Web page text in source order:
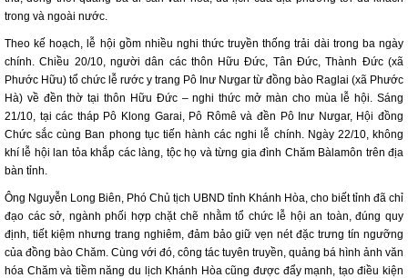
trong và ngoài nước.
Theo kế hoạch, lễ hội gồm nhiều nghi thức truyền thống trải dài trong ba ngày
chính. Chiều 20/10, người dân các thôn Hữu Đức, Tân Đức, Thành Đức (xã
Phước Hữu) tổ chức lễ rước y trang Pô Inư Nưgar từ đồng bào Raglai (xã Phước
Hà) về đền thờ tại thôn Hữu Đức – nghi thức mở màn cho mùa lễ hội. Sáng
21/10, tại các tháp Pô Klong Garai, Pô Rômê và đền Pô Inư Nưgar, Hội đồng
Chức sắc cùng Ban phong tục tiến hành các nghi lễ chính. Ngày 22/10, không
khí lễ hội lan tỏa khắp các làng, tộc họ và từng gia đình Chăm Bàlamôn trên địa
bàn tỉnh.
Ông Nguyễn Long Biên, Phó Chủ tịch UBND tỉnh Khánh Hòa, cho biết tỉnh đã chỉ
đạo các sở, ngành phối hợp chặt chẽ nhằm tổ chức lễ hội an toàn, đúng quy
định, tiết kiệm nhưng trang nghiêm, đảm bảo giữ vẹn nét đặc trưng tín ngưỡng
của đồng bào Chăm. Cùng với đó, công tác tuyên truyền, quảng bá hình ảnh văn
hóa Chăm và tiềm năng du lịch Khánh Hòa cũng được đẩy mạnh, tạo điều kiện